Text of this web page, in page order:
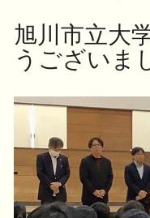
旭川市立大
うございま